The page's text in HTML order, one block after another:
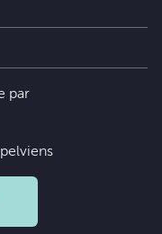
par